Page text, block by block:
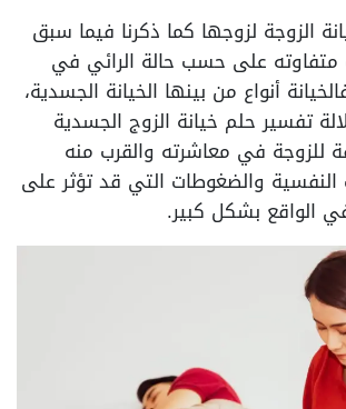
الزوجة لزوجها كما ذكرنا فيما سبق
متفاوته على حسب حالة الرائي في
أنواع من بينها الخيانة الجسدية،
تفسير حلم خيانة الزوج الجسدية
للزوجة في معاشرته والقرب منه
النفسية والضغوطات التي قد تؤثر على
الواقع بشكل كبير.